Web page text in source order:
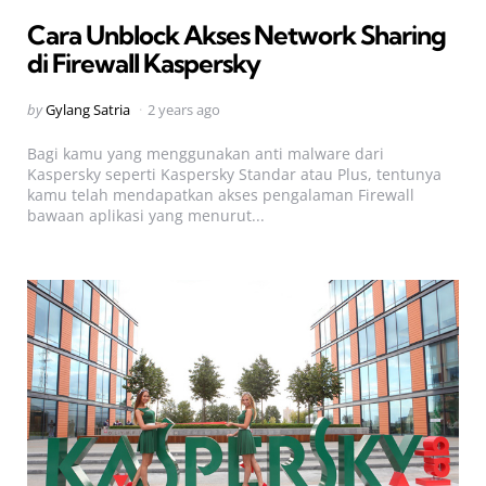
Cara Unblock Akses Network Sharing
di Firewall Kaspersky
Posted
byGylang Satria 2 years ago
Bagi kamu yang menggunakan anti malware dari
Kaspersky seperti Kaspersky Standar atau Plus, tentunya
kamu telah mendapatkan akses pengalaman Firewall
bawaan aplikasi yang menurut...